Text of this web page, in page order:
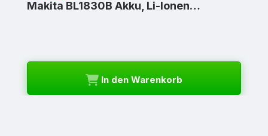
Makita BL1830B Akku, Li-Ionen…
In den Warenkorb